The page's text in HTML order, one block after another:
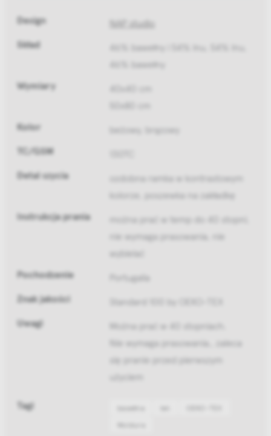
Design NAP studio
Skład
46% bawełny i 54% lnu, 54% lnu,
46% bawełny
Wymiary
40x40 cm
50x80 cm
Kolor beżowy, brązowy
TC/GSM
Detal szycia
ozdobna ramka w kontrastowym
kolorze, poszewka na zakładkę
Instrukcja prania
można prać w temp do 40 stopni,
nie wymaga prasowania, nie
wybielać
Pochodzenie Portugalia
Znak jakości Standard 100 by OEKO-TEX
Uwagi
Można prać w 40 stopniach.
Nie wymaga prasowania., zaleca
się pranie przed pierwszym
użyciem
Tagi bawełna